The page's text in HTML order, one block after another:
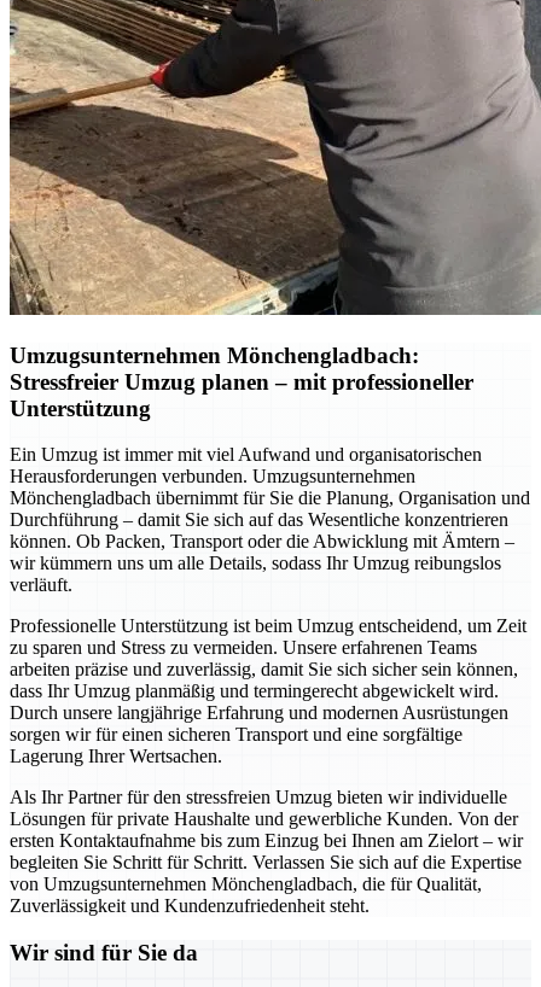
Umzugsunternehmen Mönchengladbach:
Stressfreier Umzug planen – mit professioneller
Unterstützung
Ein Umzug ist immer mit viel Aufwand und organisatorischen
Herausforderungen verbunden. Umzugsunternehmen
Mönchengladbach übernimmt für Sie die Planung, Organisation und
Durchführung – damit Sie sich auf das Wesentliche konzentrieren
können. Ob Packen, Transport oder die Abwicklung mit Ämtern –
wir kümmern uns um alle Details, sodass Ihr Umzug reibungslos
verläuft.
Professionelle Unterstützung ist beim Umzug entscheidend, um Zeit
zu sparen und Stress zu vermeiden. Unsere erfahrenen Teams
arbeiten präzise und zuverlässig, damit Sie sich sicher sein können,
dass Ihr Umzug planmäßig und termingerecht abgewickelt wird.
Durch unsere langjährige Erfahrung und modernen Ausrüstungen
sorgen wir für einen sicheren Transport und eine sorgfältige
Lagerung Ihrer Wertsachen.
Als Ihr Partner für den stressfreien Umzug bieten wir individuelle
Lösungen für private Haushalte und gewerbliche Kunden. Von der
ersten Kontaktaufnahme bis zum Einzug bei Ihnen am Zielort – wir
begleiten Sie Schritt für Schritt. Verlassen Sie sich auf die Expertise
von Umzugsunternehmen Mönchengladbach, die für Qualität,
Zuverlässigkeit und Kundenzufriedenheit steht.
Wir sind für Sie da